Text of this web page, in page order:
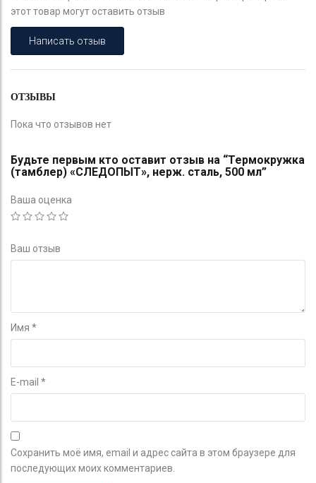
этот товар могут оставить отзыв
Написать отзыв
ОТЗЫВЫ
Пока что отзывов нет
Будьте первым кто оставит отзыв на “Термокружка
(тамблер) «СЛЕДОПЫТ», нерж. сталь, 500 мл”
Ваша оценка
Ваш отзыв
Имя *
E-mail *
Сохранить моё имя, email и адрес сайта в этом браузере для
последующих моих комментариев.